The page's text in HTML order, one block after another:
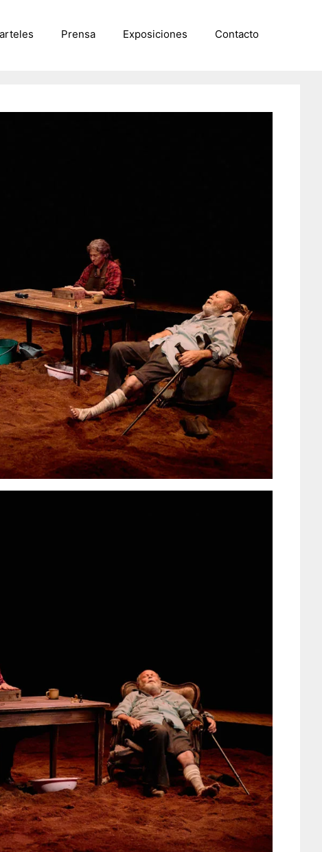
Prensa Exposiciones Contacto